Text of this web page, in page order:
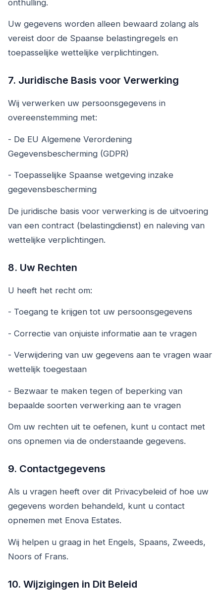
onthulling.
Uw gegevens worden alleen bewaard zolang als
vereist door de Spaanse belastingregels en
toepasselijke wettelijke verplichtingen.
7. Juridische Basis voor Verwerking
Wij verwerken uw persoonsgegevens in
overeenstemming met:
- De EU Algemene Verordening
Gegevensbescherming (GDPR)
- Toepasselijke Spaanse wetgeving inzake
gegevensbescherming
De juridische basis voor verwerking is de uitvoering
van een contract (belastingdienst) en naleving van
wettelijke verplichtingen.
8. Uw Rechten
U heeft het recht om:
- Toegang te krijgen tot uw persoonsgegevens
- Correctie van onjuiste informatie aan te vragen
- Verwijdering van uw gegevens aan te vragen waar
wettelijk toegestaan
- Bezwaar te maken tegen of beperking van
bepaalde soorten verwerking aan te vragen
Om uw rechten uit te oefenen, kunt u contact met
ons opnemen via de onderstaande gegevens.
9. Contactgegevens
Als u vragen heeft over dit Privacybeleid of hoe uw
gegevens worden behandeld, kunt u contact
opnemen met Enova Estates.
Wij helpen u graag in het Engels, Spaans, Zweeds,
Noors of Frans.
10. Wijzigingen in Dit Beleid